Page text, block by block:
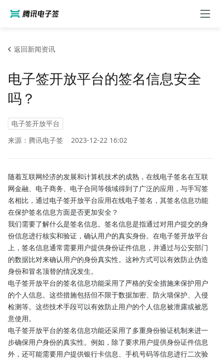
返回新闻资讯
电子签开放平台的签名信息安全
吗？
电子签开放平台
来源：腾讯电子签
2023-12-22 16:02
随着互联网经济的发展和计算机技术的成熟，在线电子签名在互联
网金融、电子商务、电子合同等领域得到了广泛的应用，与手写签
名相比，通过电子签开放平台应用在线电子签名，其签名信息功能
在保护签名信息方面是否更加安全？
我们需要了解什么是签名信息。签名信息是指通过对用户提交的身
份信息进行核实和验证，确认用户的真实身份。在电子签开放平台
上，签名信息通常需要用户提供身份证件信息，并通过与公安部门
的数据比对来确认用户的身份真实性。这种方式可以有效防止伪造
身份和冒名顶替的情况发生。
电子签开放平台的签名信息功能采用了严格的安全措施来保护用户
的个人信息。这些措施包括但不限于数据加密、防火墙保护、入侵
检测等。这些技术手段可以有效防止用户的个人信息被泄露或被恶
意使用。
电子签开放平台的签名信息功能还采用了多重身份验证机制来进一
步确保用户身份的真实性。例如，除了要求用户提供身份证件信息
外，还可能需要用户提供银行卡信息、手机号码等信息进行二次验